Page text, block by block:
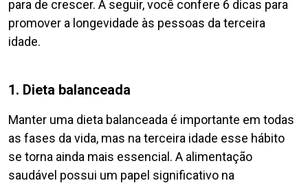
para de crescer. A seguir, você confere 6 dicas para
promover a longevidade às pessoas da terceira
idade.
1. Dieta balanceada
Manter uma dieta balanceada é importante em todas
as fases da vida, mas na terceira idade esse hábito
se torna ainda mais essencial. A alimentação
saudável possui um papel significativo na